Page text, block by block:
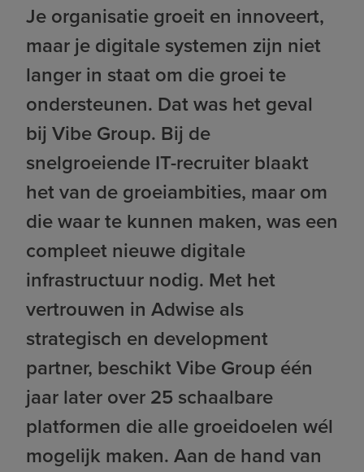
Je organisatie groeit en innoveert,
maar je digitale systemen zijn niet
langer in staat om die groei te
ondersteunen. Dat was het geval
bij Vibe Group. Bij de
snelgroeiende IT-recruiter blaakt
het van de groeiambities, maar om
die waar te kunnen maken, was een
compleet nieuwe digitale
infrastructuur nodig. Met het
vertrouwen in Adwise als
strategisch en development
partner, beschikt Vibe Group één
jaar later over 25 schaalbare
platformen die alle groeidoelen wél
mogelijk maken. Aan de hand van